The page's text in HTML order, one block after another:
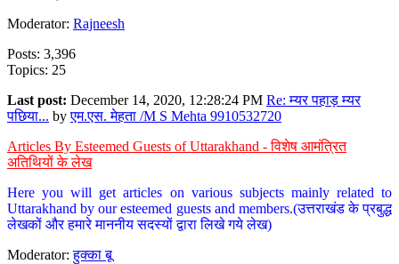
Moderator: Rajneesh
Posts: 3,396
Topics: 25
Last post: December 14, 2020, 12:28:24 PM Re: म्यर पहाड़ म्यर
पछिया... byएम.एस. मेहता /M S Mehta 9910532720
Articles By Esteemed Guests of Uttarakhand - विशेष आमंत्रित
अतिथियों के लेख
Here you will get articles on various subjects mainly related to
Uttarakhand by our esteemed guests and members.(उत्तराखंड के प्रबुद्ध
लेखकों और हमारे माननीय सदस्यों द्वारा लिखे गये लेख)
Moderator:हुक्का बू